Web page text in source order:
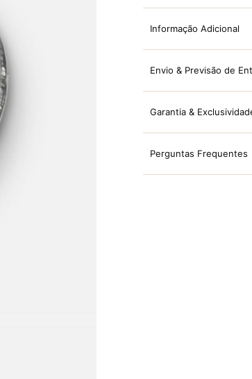
Informação Adicional
Envio & Previsão de
Garantia &
Perguntas Frequentes